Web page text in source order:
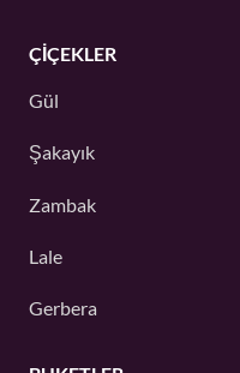
ÇIÇEKLER
Gül
Şakayık
Zambak
Lale
Gerbera